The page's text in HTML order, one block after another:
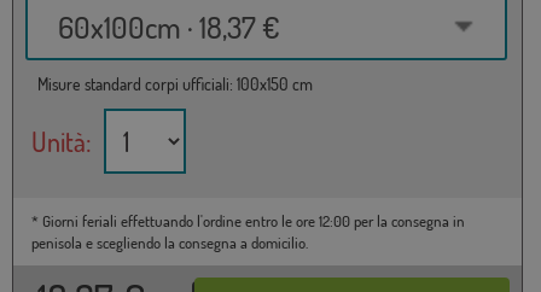
60x100cm · 18,37 €
Misure standard corpi ufficiali: 100x150 cm
Unità:
* Giorni feriali effettuando l'ordine entro le ore 12:00 per la consegna in
penisola e scegliendo la consegna a domicilio.